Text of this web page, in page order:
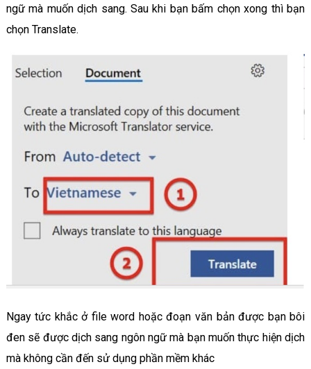
ngữ mà muốn dịch sang. Sau khi bạn bấm chọn xong thì bạn
chọn Translate.
Ngay tức khắc ở file word hoặc đoạn văn bản được bạn bôi
đen sẽ được dịch sang ngôn ngữ mà bạn muốn thực hiện dịch
mà không cần đến sử dụng phần mềm khác